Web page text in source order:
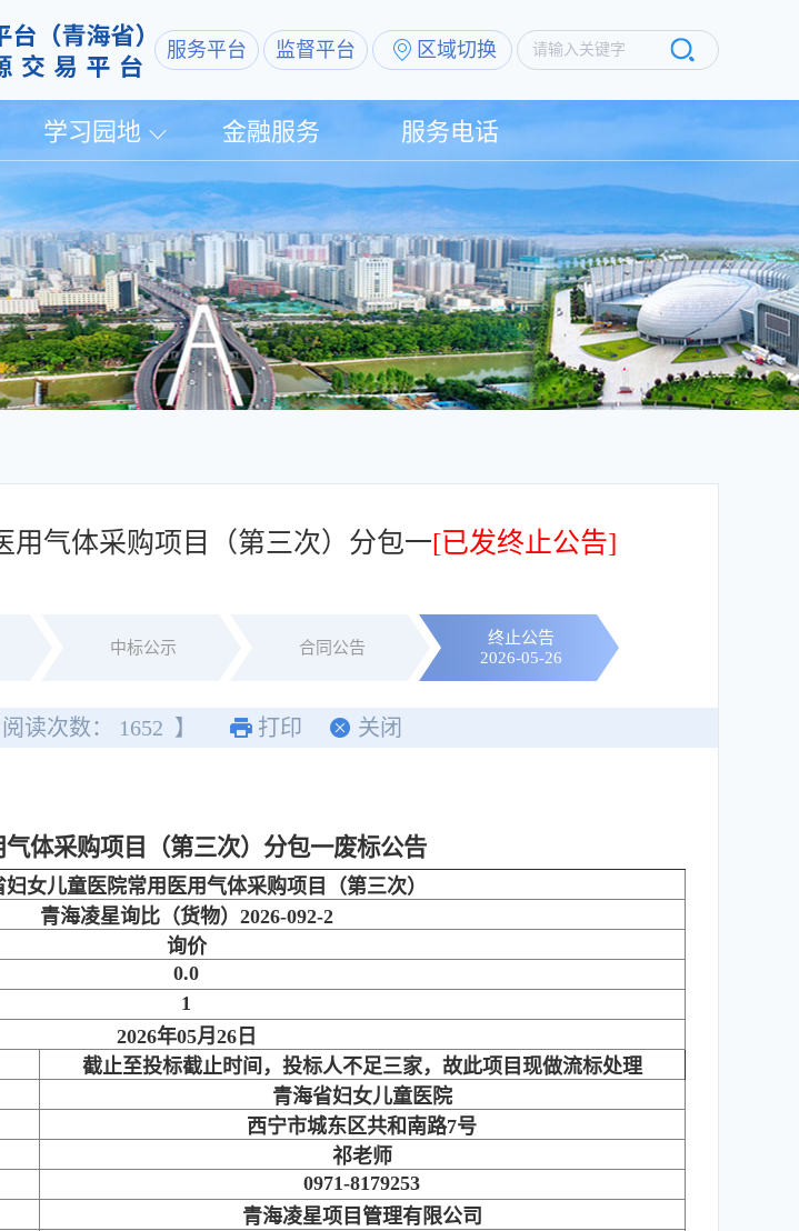
服务平台 监督平台 区域切换 请输入关键字
学习园地 金融服务 服务电话
用气体采购项目（第三次）分包一[已发终止公告]
中标公示 合同公告
终止公告
2026-05-26
阅读次数： 1652 】 打印 关闭
体采购项目（第三次）分包一废标公告
妇女儿童医院常用医用气体采购项目（第三次）
青海凌星询比（货物）2026-092-2
询价
0.0
1
2026年05月26日
截止至投标截止时间，投标人不足三家，故此项目现做流标处理
青海省妇女儿童医院
西宁市城东区共和南路7号
祁老师
0971-8179253
青海凌星项目管理有限公司